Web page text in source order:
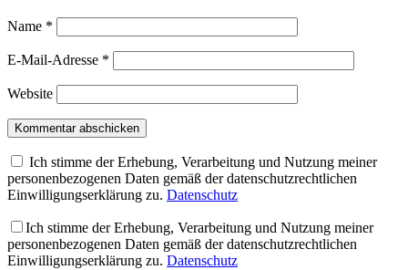
Name *
E-Mail-Adresse *
Website
Ich stimme der Erhebung, Verarbeitung und Nutzung meiner
personenbezogenen Daten gemäß der datenschutzrechtlichen
Einwilligungserklärung zu. Datenschutz
Ich stimme der Erhebung, Verarbeitung und Nutzung meiner
personenbezogenen Daten gemäß der datenschutzrechtlichen
Einwilligungserklärung zu. Datenschutz